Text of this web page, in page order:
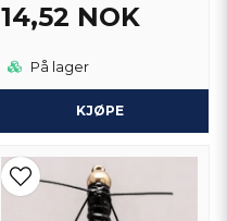
14,52 NOK
På lager
KJØPE